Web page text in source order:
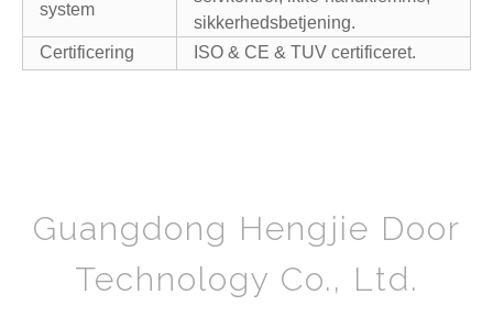
system
sikkerhedsbetjening.
Certificering
ISO & CE & TUV certificeret.
Guangdong Hengjie Door
Technology Co., Ltd.